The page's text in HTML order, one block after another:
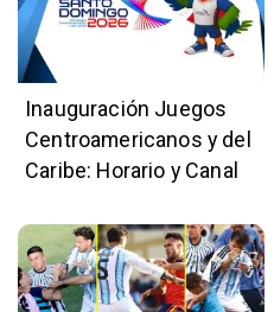
Inauguración Juegos
Centroamericanos y del
Caribe: Horario y Canal